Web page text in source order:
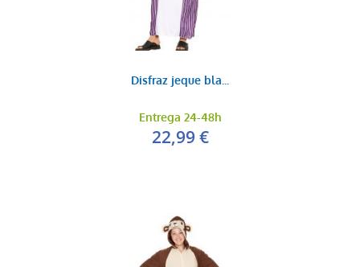
Disfraz jeque bla...
Entrega 24-48h
22,99 €